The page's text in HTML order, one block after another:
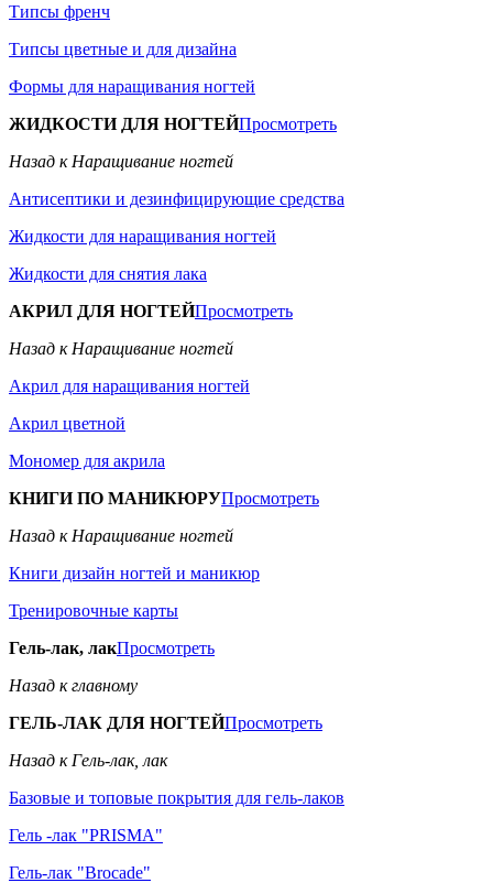
Типсы френч
Типсы цветные и для дизайна
Формы для наращивания ногтей
ЖИДКОСТИ ДЛЯ НОГТЕЙПросмотреть
Назад к Наращивание ногтей
Антисептики и дезинфицирующие средства
Жидкости для наращивания ногтей
Жидкости для снятия лака
АКРИЛ ДЛЯ НОГТЕЙПросмотреть
Назад к Наращивание ногтей
Акрил для наращивания ногтей
Акрил цветной
Мономер для акрила
КНИГИ ПО МАНИКЮРУПросмотреть
Назад к Наращивание ногтей
Книги дизайн ногтей и маникюр
Тренировочные карты
Гель-лак, лакПросмотреть
Назад к главному
ГЕЛЬ-ЛАК ДЛЯ НОГТЕЙПросмотреть
Назад к Гель-лак, лак
Базовые и топовые покрытия для гель-лаков
Гель -лак "PRISMA"
Гель-лак "Brocade"